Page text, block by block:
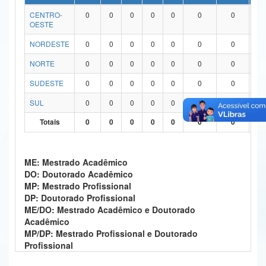
Ministério da Ciência, Tecnologia, Inovações e Comunicações
Ministério do Turismo
Ministério do Desenvolvimento Regional
Ministério da Mulher, da Família e dos Direitos Humanos
Banco Central do Brasil
CENTRO-
OESTE
0 0 0 0 0 0 0
NORDESTE 0 0 0 0 0 0 0
NORTE
0 0 0 0 0 0 0
SUDESTE
0 0 0 0 0 0 0
SUL
0 0 0 0 0 0 0
0
Totais
0 0 0 0 0 0 0 0
ME: Mestrado Acadêmico
DO: Doutorado Acadêmico
MP: Mestrado Profissional
DP: Doutorado Profissional
ME/DO: Mestrado Acadêmico e Doutorado
Acadêmico
MP/DP: Mestrado Profissional e Doutorado
Profissional